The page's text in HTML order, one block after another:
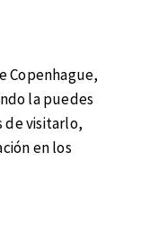
Copenhague,
la puedes
de visitarlo,
en los